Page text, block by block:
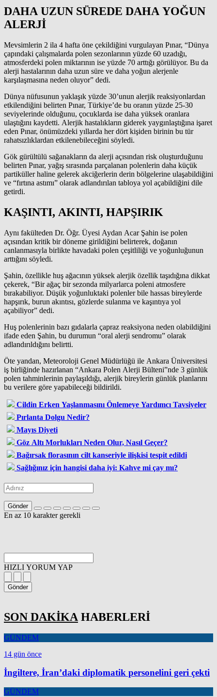
DAHA UZUN SÜREDE DAHA YOĞUN
ALERJİ
Mevsimlerin 2 ila 4 hafta öne çekildiğini vurgulayan Pınar, “Dünya
çapındaki çalışmalarda polen sezonlarının yüzde 60 uzadığı,
atmosferdeki polen miktarının ise yüzde 70 arttığı görülüyor. Bu da
alerji hastalarının daha uzun süre ve daha yoğun alerjenle
karşılaşmasına neden oluyor” dedi.
Dünya nüfusunun yaklaşık yüzde 30’unun alerjik reaksiyonlardan
etkilendiğini belirten Pınar, Türkiye’de bu oranın yüzde 25-30
seviyelerinde olduğunu, çocuklarda ise daha yüksek oranlara
ulaştığını kaydetti. Alerjik hastalıkların giderek yaygınlaştığına işaret
eden Pınar, önümüzdeki yıllarda her dört kişiden birinin bu tür
rahatsızlıklardan etkilenebileceğini söyledi.
Gök gürültülü sağanakların da alerji açısından risk oluşturduğunu
belirten Pınar, yağış sırasında parçalanan polenlerin daha küçük
partiküller haline gelerek akciğerlerin derin bölgelerine ulaşabildiğini
ve “fırtına astımı” olarak adlandırılan tabloya yol açabildiğini dile
getirdi.
KAŞINTI, AKINTI, HAPŞIRIK
Aynı fakülteden Dr. Öğr. Üyesi Aydan Acar Şahin ise polen
açısından kritik bir döneme girildiğini belirterek, doğanın
canlanmasıyla birlikte havadaki polen çeşitliliği ve yoğunluğunun
arttığını söyledi.
Şahin, özellikle huş ağacının yüksek alerjik özellik taşıdığına dikkat
çekerek, “Bir ağaç bir sezonda milyarlarca poleni atmosfere
bırakabiliyor. Düşük yoğunluktaki polenler bile hassas bireylerde
hapşırık, burun akıntısı, gözlerde sulanma ve kaşıntıya yol
açabiliyor” dedi.
Huş polenlerinin bazı gıdalarla çapraz reaksiyona neden olabildiğini
ifade eden Şahin, bu durumun “oral alerji sendromu” olarak
adlandırıldığını belirtti.
Öte yandan, Meteoroloji Genel Müdürlüğü ile Ankara Üniversitesi
iş birliğinde hazırlanan “Ankara Polen Alerji Bülteni”nde 3 günlük
polen tahminlerinin paylaşıldığı, alerjik bireylerin günlük planlarını
bu verilere göre yapabileceği bildirildi.
Cildin Erken Yaşlanmasını Önlemeye Yardımcı Tavsiyeler
Pırlanta Dolgu Nedir?
Mayıs Diyeti
Göz Altı Morlukları Neden Olur, Nasıl Geçer?
Bağırsak florasının cilt kanseriyle ilişkisi tespit edildi
Sağlığınız için hangisi daha iyi: Kahve mi çay mı?
Gönder
En az 10 karakter gerekli
HIZLI YORUM YAP
Gönder
SON DAKİKA HABERLERİ
GÜNDEM
14 gün önce
İngiltere, İran’daki diplomatik personelini geri çekti
GÜNDEM